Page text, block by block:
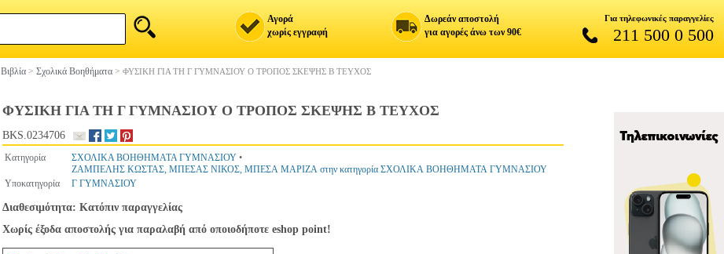
Αγορά
χωρίς εγγραφή
Δωρεάν αποστολή
για αγορές άνω των 90€
Για τηλεφωνικές παραγγελίες
211 500 0 500
Βιβλία > Σχολικά Βοηθήματα > ΦΥΣΙΚΗ ΓΙΑ ΤΗ Γ ΓΥΜΝΑΣΙΟΥ Ο ΤΡΟΠΟΣ ΣΚΕΨΗΣ Β ΤΕΥΧΟΣ
ΦΥΣΙΚΗ ΓΙΑ ΤΗ Γ ΓΥΜΝΑΣΙΟΥ Ο ΤΡΟΠΟΣ ΣΚΕΨΗΣ Β ΤΕΥΧΟΣ
BKS.0234706
Κατηγορία ΣΧΟΛΙΚΑ ΒΟΗΘΗΜΑΤΑ ΓΥΜΝΑΣΙΟΥ •
ΖΑΜΠΕΛΗΣ ΚΩΣΤΑΣ, ΜΠΕΣΑΣ ΝΙΚΟΣ, ΜΠΕΣΑ ΜΑΡΙΖΑ στην κατηγορία ΣΧΟΛΙΚΑ ΒΟΗΘΗΜΑΤΑ ΓΥΜΝΑΣΙΟΥ
Υποκατηγορία
Γ ΓΥΜΝΑΣΙΟΥ
Διαθεσιμότητα: Κατόπιν παραγγελίας
Χωρίς έξοδα αποστολής για παραλαβή από οποιοδήποτε eshop point!